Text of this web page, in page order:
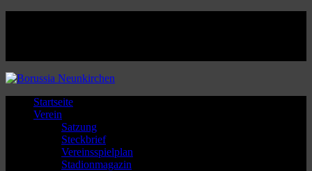
Startseite
Verein
Satzung
Steckbrief
Vereinsspielplan
Stadionmagazin